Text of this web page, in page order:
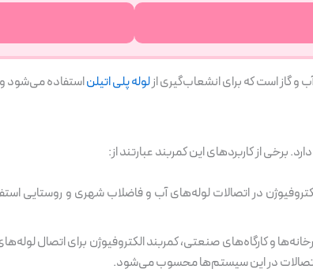
و گاز است که برای انشعاب‌گیری ازلوله پلی اتیلناستفاده می‌شود
برخی از کاربردهای این کمربند عبارتند از:
در اتصالات لوله‌های آب و فاضلاب شهری و روستایی
و کارگاه‌های صنعتی، کمربند الکتروفیوژن برای اتصال
اتصالات در این سیستم‌ها محسوب می‌شود.